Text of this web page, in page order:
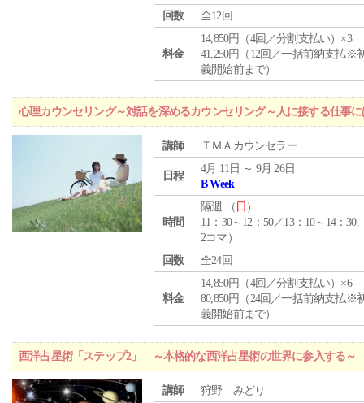
回数
全12回
料金
14,850円（4回／分割支払い）×3
41,250円（12回／一括前納支払※
義開始前まで）
心理カウンセリング～対話を深めるカウンセリング～人に接する仕事
講師 ＴＭＡカウンセラー
日程
4月 11日 ～ 9月 26日
B Week
時間
隔週 （ 日 ）
11：30～12：50／13：10～14：30
2コマ）
回数
全24回
料金
14,850円（4回／分割支払い）×6
80,850円（24回／一括前納支払※
義開始前まで）
西洋占星術「ステップ2」 ～本格的な西洋占星術の世界に参入する～
講師 狩野 みどり